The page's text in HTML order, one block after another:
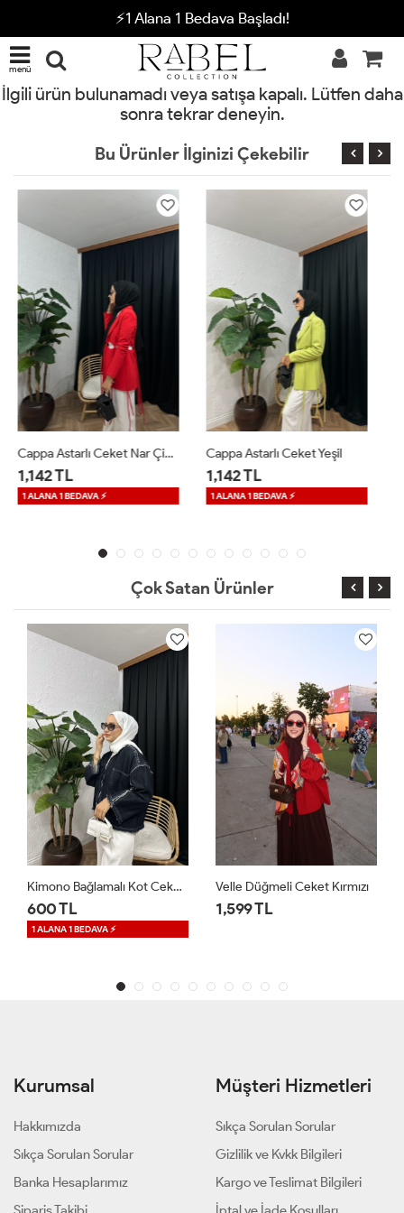
⚡1 Alana 1 Bedava Başladı!
menü
İlgili ürün bulunamadı veya satışa kapalı. Lütfen daha
sonra tekrar deneyin.
Bu Ürünler İlginizi Çekebilir
Cappa Astarlı Ceket Yeşil
1,142 TL
1 ALANA 1 BEDAVA ⚡
Velle Düğmeli Ceket Beyaz
1,599 TL
Çok Satan Ürünler
Velle Düğmeli Ceket Kırmızı
1,599 TL
Regalia Denim Ceket Mavi
1,699 TL
Kurumsal
Hakkımızda
Sıkça Sorulan Sorular
Banka Hesaplarımız
Müşteri Hizmetleri
Sıkça Sorulan Sorular
Gizlilik ve Kvkk Bilgileri
Kargo ve Teslimat Bilgileri